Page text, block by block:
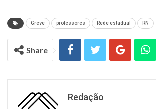
Greve professores Rede estadual RN
Share
Redação